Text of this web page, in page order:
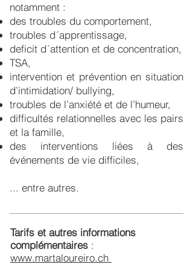
notamment :
des troubles du comportement,
troubles d´apprentissage,
deficit d´attention et de concentration,
TSA,
intervention et prévention en situation
d’intimidation/ bullying,
troubles de l’anxiété et de l’humeur,
difficultés relationnelles avec les pairs
et la famille,
des interventions liées à des
événements de vie difficiles,
... entre autres.
Tarifs et autres informations
complémentaires :
www.martaloureiro.ch